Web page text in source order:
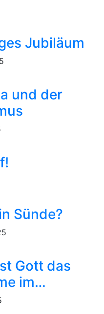
Jubiläum
und der
Sünde?
Gott das
im…